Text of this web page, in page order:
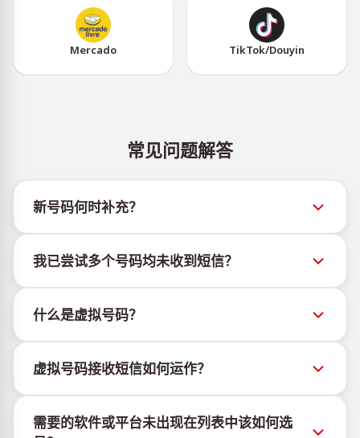
Mercado TikTok/Douyin
常见问题解答
新号码何时补充？
人 @TigerSMSofficial_bot 查看。该频道会及时更新，
帮助用户获取最新号码库存。
我已尝试多个号码均未收到短信？
率。各服务平台的算法可能因多种原因拦截临时号码的
短信。为提高成功率，请尝试以下方法：
持续更换新号码尝试
登出设备上该服务的其他活跃账户
什么是虚拟号码？
或设备，也不受固定地理位置限制。其主要功能是接收
短信，包括OTP和激活码。
虚拟号码接收短信如何运作？
我们使用自有基础设施管理SIM卡，并结合定制软件为
需要的软件或平台未出现在列表中该如何选